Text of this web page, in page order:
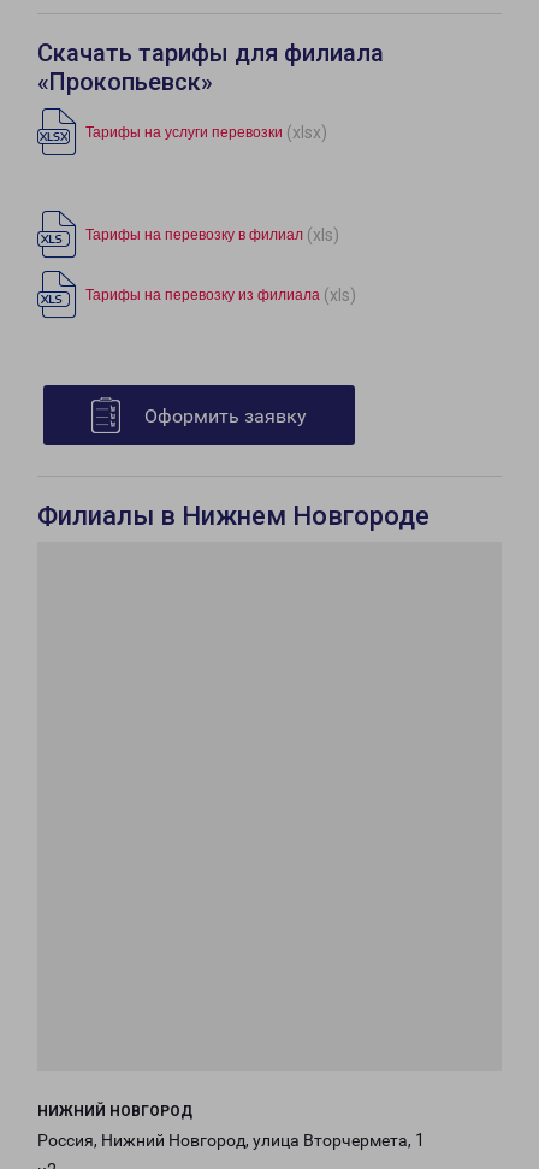
Скачать тарифы для филиала
«Прокопьевск»
Тарифы на услуги перевозки (xlsx)
Тарифы на перевозку в филиал (xls)
Тарифы на перевозку из филиала (xls)
Оформить заявку
Филиалы в Нижнем Новгороде
НИЖНИЙ НОВГОРОД
Россия, Нижний Новгород, улица Вторчермета, 1